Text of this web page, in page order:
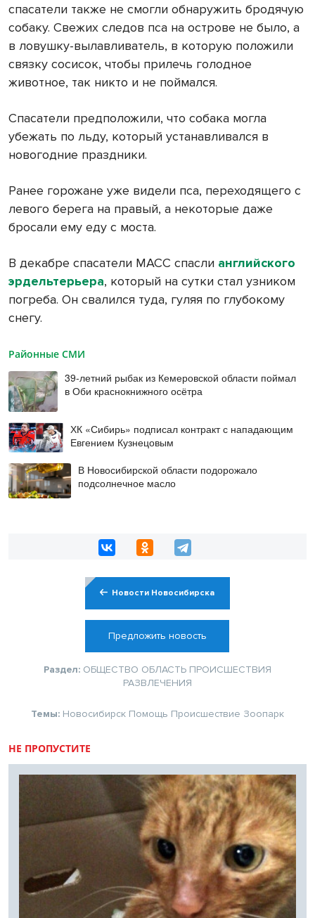
спасатели также не смогли обнаружить бродячую
собаку. Свежих следов пса на острове не было, а
в ловушку-вылавливатель, в которую положили
связку сосисок, чтобы прилечь голодное
животное, так никто и не поймался.
Спасатели предположили, что собака могла
убежать по льду, который устанавливался в
новогодние праздники.
Ранее горожане уже видели пса, переходящего с
левого берега на правый, а некоторые даже
бросали ему еду с моста.
В декабре спасатели МАСС спасли английского
эрдельтерьера, который на сутки стал узником
погреба. Он свалился туда, гуляя по глубокому
снегу.
Районные СМИ
39-летний рыбак из Кемеровской области поймал
в Оби краснокнижного осётра
ХК «Сибирь» подписал контракт с нападающим
Евгением Кузнецовым
В Новосибирской области подорожало
подсолнечное масло
Новости Новосибирска
Предложить новость
Раздел: ОБЩЕСТВО ОБЛАСТЬ ПРОИСШЕСТВИЯ
РАЗВЛЕЧЕНИЯ
Темы: Новосибирск Помощь Происшествие Зоопарк
НЕ ПРОПУСТИТЕ